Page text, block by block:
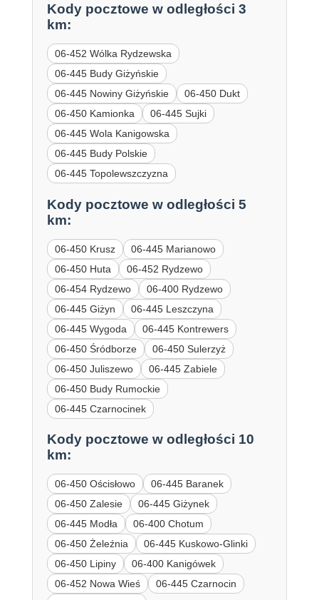
Kody pocztowe w odległości 3
km:
06-452 Wólka Rydzewska
06-445 Budy Giżyńskie
06-445 Nowiny Giżyńskie
06-450 Dukt
06-450 Kamionka
06-445 Sujki
06-445 Wola Kanigowska
06-445 Budy Polskie
06-445 Topolewszczyzna
Kody pocztowe w odległości 5
km:
06-450 Krusz
06-445 Marianowo
06-450 Huta
06-452 Rydzewo
06-454 Rydzewo
06-400 Rydzewo
06-445 Giżyn
06-445 Leszczyna
06-445 Wygoda
06-445 Kontrewers
06-450 Śródborze
06-450 Sulerzyż
06-450 Juliszewo
06-445 Zabiele
06-450 Budy Rumockie
06-445 Czarnocinek
Kody pocztowe w odległości 10
km:
06-450 Ościsłowo
06-445 Baranek
06-450 Zalesie
06-445 Giżynek
06-445 Modła
06-400 Chotum
06-450 Żeleźnia
06-445 Kuskowo-Glinki
06-450 Lipiny
06-400 Kanigówek
06-452 Nowa Wieś
06-445 Czarnocin